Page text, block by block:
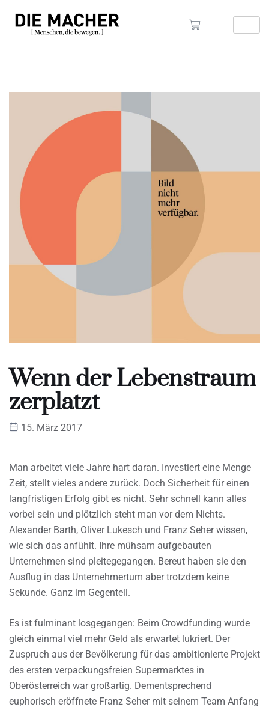
Wenn der Lebenstraum
zerplatzt
15. März 2017
Man arbeitet viele Jahre hart daran. Investiert eine Menge
Zeit, stellt vieles andere zurück. Doch Sicherheit für einen
langfristigen Erfolg gibt es nicht. Sehr schnell kann alles
vorbei sein und plötzlich steht man vor dem Nichts.
Alexander Barth, Oliver Lukesch und Franz Seher wissen,
wie sich das anfühlt. Ihre mühsam aufgebauten
Unternehmen sind pleitegegangen. Bereut haben sie den
Ausflug in das Unternehmertum aber trotzdem keine
Sekunde. Ganz im Gegenteil.
Es ist fulminant losgegangen: Beim Crowdfunding wurde
gleich einmal viel mehr Geld als erwartet lukriert. Der
Zuspruch aus der Bevölkerung für das ambitionierte Projekt
des ersten verpackungsfreien Supermarktes in
Oberösterreich war großartig. Dementsprechend
euphorisch eröffnete Franz Seher mit seinem Team Anfang